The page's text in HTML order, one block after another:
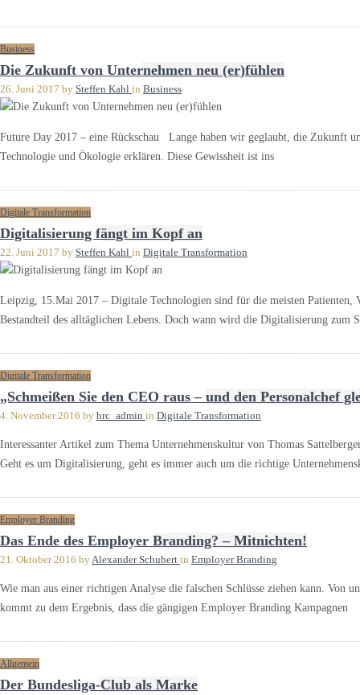
Business
Die Zukunft von Unternehmen neu (er)fühlen
26. Juni 2017 by Steffen Kahl in Business
Future Day 2017 – eine Rückschau Lange haben wir geglaubt, die Zukunft
Technologie und Ökologie erklären. Diese Gewissheit ist ins
Digitale Transformation
Digitalisierung fängt im Kopf an
22. Juni 2017 by Steffen Kahl in Digitale Transformation
Leipzig, 15.Mai 2017 – Digitale Technologien sind für die meisten Patienten,
Bestandteil des alltäglichen Lebens. Doch wann wird die Digitalisierung zum
Digitale Transformation
„Schmeißen Sie den CEO raus – und den Personalchef
4. November 2016 by brc_admin in Digitale Transformation
Interessanter Artikel zum Thema Unternehmenskultur von Thomas
Geht es um Digitalisierung, geht es immer auch um die richtige
Employer Branding
Das Ende des Employer Branding? – Mitnichten!
21. Oktober 2016 byAlexander Schubert in Employer Branding
Wie man aus einer richtigen Analyse die falschen Schlüsse ziehen kann. Von
kommt zu dem Ergebnis, dass die gängigen Employer Branding Kampagnen
Allgemein
Der Bundesliga-Club als Marke